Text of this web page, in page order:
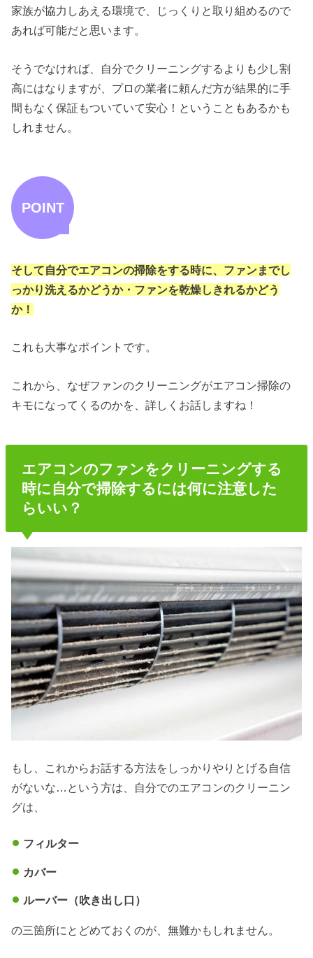
家族が協力しあえる環境で、じっくりと取り組めるので
あれば可能だと思います。
そうでなければ、自分でクリーニングするよりも少し割
高にはなりますが、プロの業者に頼んだ方が結果的に手
間もなく保証もついていて安心！ということもあるかも
しれません。
POINT
そして自分でエアコンの掃除をする時に、ファンまでし
っかり洗えるかどうか・ファンを乾燥しきれるかどう
か！
これも大事なポイントです。
これから、なぜファンのクリーニングがエアコン掃除の
キモになってくるのかを、詳しくお話しますね！
エアコンのファンをクリーニングする
時に自分で掃除するには何に注意した
らいい？
もし、これからお話する方法をしっかりやりとげる自信
がないな…という方は、自分でのエアコンのクリーニン
グは、
フィルター
カバー
ルーバー（吹き出し口）
の三箇所にとどめておくのが、無難かもしれません。